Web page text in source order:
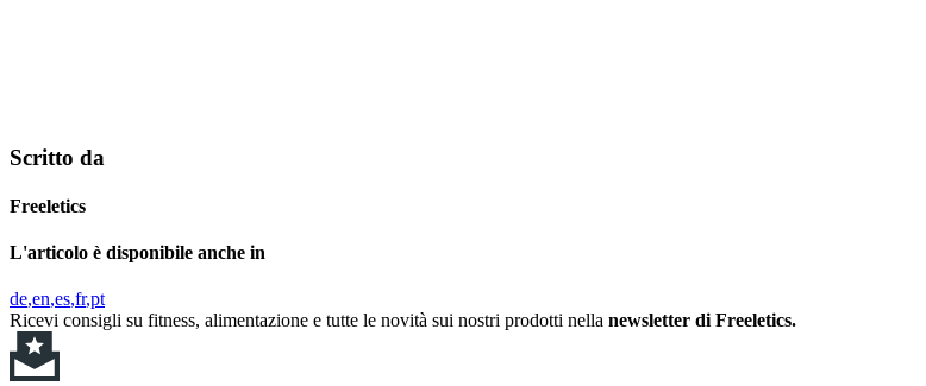
Scritto da
Freeletics
L'articolo è disponibile anche in
de en es fr pt
Ricevi consigli su fitness, alimentazione e tutte le novità sui nostri prodotti nella newsletter di Freeletics.